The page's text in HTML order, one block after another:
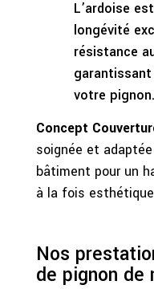
L’ardoise
longévité
résistance
votre pignon.
Concept
soignée et
bâtiment pour un
à la fois
Nos
de pignon de